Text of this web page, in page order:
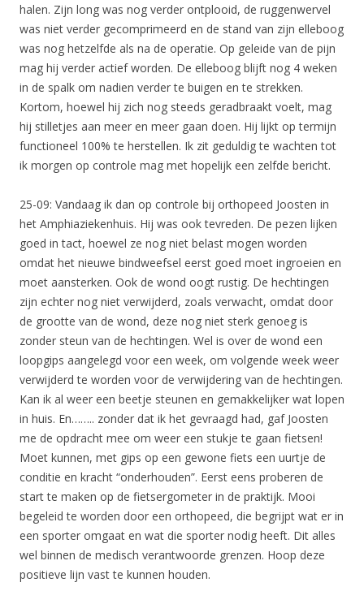
halen. Zijn long was nog verder ontplooid, de ruggenwervel
was niet verder gecomprimeerd en de stand van zijn elleboog
was nog hetzelfde als na de operatie. Op geleide van de pijn
mag hij verder actief worden. De elleboog blijft nog 4 weken
in de spalk om nadien verder te buigen en te strekken.
Kortom, hoewel hij zich nog steeds geradbraakt voelt, mag
hij stilletjes aan meer en meer gaan doen. Hij lijkt op termijn
functioneel 100% te herstellen. Ik zit geduldig te wachten tot
ik morgen op controle mag met hopelijk een zelfde bericht.
25-09: Vandaag ik dan op controle bij orthopeed Joosten in
het Amphiaziekenhuis. Hij was ook tevreden. De pezen lijken
goed in tact, hoewel ze nog niet belast mogen worden
omdat het nieuwe bindweefsel eerst goed moet ingroeien en
moet aansterken. Ook de wond oogt rustig. De hechtingen
zijn echter nog niet verwijderd, zoals verwacht, omdat door
de grootte van de wond, deze nog niet sterk genoeg is
zonder steun van de hechtingen. Wel is over de wond een
loopgips aangelegd voor een week, om volgende week weer
verwijderd te worden voor de verwijdering van de hechtingen.
Kan ik al weer een beetje steunen en gemakkelijker wat lopen
in huis. En…….. zonder dat ik het gevraagd had, gaf Joosten
me de opdracht mee om weer een stukje te gaan fietsen!
Moet kunnen, met gips op een gewone fiets een uurtje de
conditie en kracht “onderhouden”. Eerst eens proberen de
start te maken op de fietsergometer in de praktijk. Mooi
begeleid te worden door een orthopeed, die begrijpt wat er in
een sporter omgaat en wat die sporter nodig heeft. Dit alles
wel binnen de medisch verantwoorde grenzen. Hoop deze
positieve lijn vast te kunnen houden.